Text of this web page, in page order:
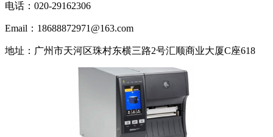
电话：020-29162306
Email：18688872971@163.com
地址：广州市天河区珠村东横三路2号汇顺商业大厦C座618